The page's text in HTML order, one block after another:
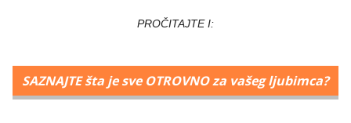
PROČITAJTE I:
SAZNAJTE šta je sve OTROVNO za vašeg ljubimca?